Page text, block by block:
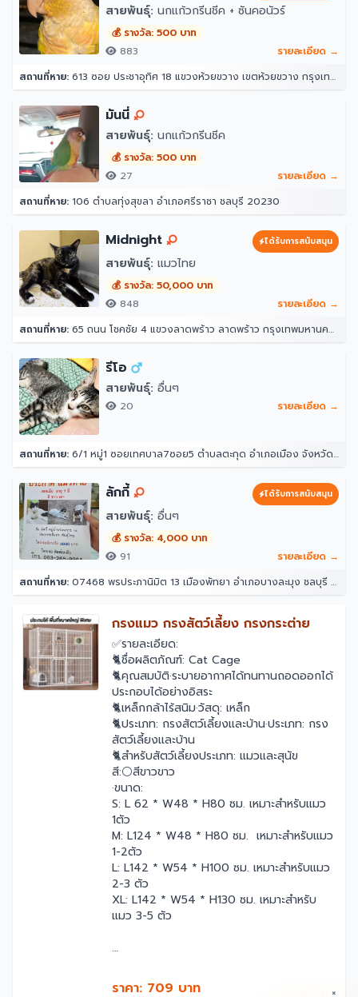
สายพันธุ์: นกแก้วกรีนชีค + ซันคอนัวร์
💰 รางวัล: 500 บาท
883
รายละเอียด →
สถานที่หาย: 613 ซอย ประชาอุทิศ 18 แขวงห้วยขวาง เขตห้วยขวาง กรุงเทพมหานคร 10310
มันนี่
สายพันธุ์: นกแก้วกรีนชีค
💰 รางวัล: 500 บาท
27
รายละเอียด →
สถานที่หาย: 106 ตำบลทุ่งสุขลา อำเภอศรีราชา ชลบุรี 20230
Midnight ได้รับการสนับสนุน
สายพันธุ์: แมวไทย
💰 รางวัล: 50,000 บาท
848
รายละเอียด →
สถานที่หาย: 65 ถนน โชคชัย 4 แขวงลาดพร้าว ลาดพร้าว กรุงเทพมหานคร 10230
รีโอ
สายพันธุ์: อื่นๆ
20 รายละเอียด →
สถานที่หาย: 6/1 หมู่1 ซอยเทศบาล7ซอย5 ตำบลตะกุด อำเภอเมือง จังหวัดสระบุรี
ลักกี้ ได้รับการสนับสนุน
สายพันธุ์: อื่นๆ
💰 รางวัล: 4,000 บาท
91
รายละเอียด →
สถานที่หาย: 07468 พรประภานิมิต 13 เมืองพัทยา อำเภอบางละมุง ชลบุรี 20150
￼กรงแมว กรงสัตว์เลี้ยง กรงกระต่าย
✅รายละเอียด:
🐈ชื่อผลิตภัณฑ์: Cat Cage
🐈คุณสมบัติ·ระบายอากาศได้ทนทานถอดออกได้
ประกอบได้อย่างอิสระ
🐈เหล็กกล้าไร้สนิม·วัสดุ: เหล็ก
🐈ประเภท: กรงสัตว์เลี้ยงและบ้าน·ประเภท: กรง
สัตว์เลี้ยงและบ้าน
🐈สำหรับสัตว์เลี้ยงประเภท: แมวและสุนัข
สี:⚪สีขาวขาว
·ขนาด:
S: L 62 * W48 * H80 ซม. เหมาะสำหรับแมว
1ตัว
M: L124 * W48 * H80 ซม. เหมาะสำหรับแมว
1-2ตัว
L: L142 * W54 * H100 ซม. เหมาะสำหรับแมว
2-3 ตัว
XL: L142 * W54 * H130 ซม. เหมาะสำหรับ
แมว 3-5 ตัว
ราคา: 709 บาท ×